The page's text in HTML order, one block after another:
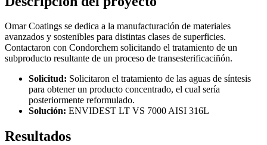
Omar Coatings se dedica a la manufacturación de materiales
avanzados y sostenibles para distintas clases de superficies.
Contactaron con Condorchem solicitando el tratamiento de un
subproducto resultante de un proceso de transesterificaciñón.
Solicitud: Solicitaron el tratamiento de las aguas de síntesis
para obtener un producto concentrado, el cual sería
posteriormente reformulado.
Solución: ENVIDEST LT VS 7000 AISI 316L
Resultados